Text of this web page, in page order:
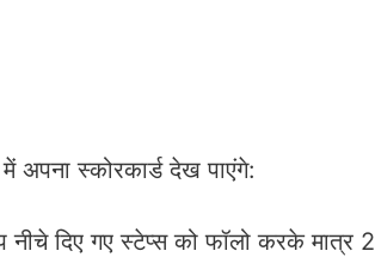
अपना स्कोरकार्ड देख पाएंगे:
दिए गए स्टेप्स को फॉलो करके मात्र 2